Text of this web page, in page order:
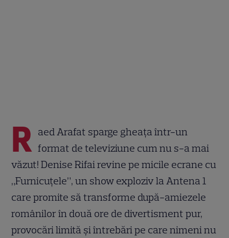
R aed Arafat sparge gheața într-un
format de televiziune cum nu s-a mai
văzut! Denise Rifai revine pe micile ecrane cu
„Furnicuțele”, un show exploziv la Antena 1
care promite să transforme după-amiezele
românilor în două ore de divertisment pur,
provocări limită și întrebări pe care nimeni nu